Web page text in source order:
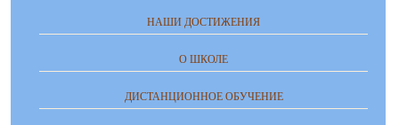
НАШИ ДОСТИЖЕНИЯ
О ШКОЛЕ
ДИСТАНЦИОННОЕ ОБУЧЕНИЕ